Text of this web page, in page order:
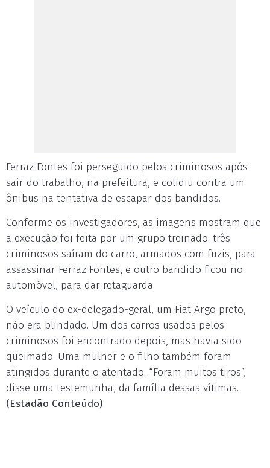
Ferraz Fontes foi perseguido pelos criminosos após
sair do trabalho, na prefeitura, e colidiu contra um
ônibus na tentativa de escapar dos bandidos.
Conforme os investigadores, as imagens mostram que
a execução foi feita por um grupo treinado: três
criminosos saíram do carro, armados com fuzis, para
assassinar Ferraz Fontes, e outro bandido ficou no
automóvel, para dar retaguarda.
O veículo do ex-delegado-geral, um Fiat Argo preto,
não era blindado. Um dos carros usados pelos
criminosos foi encontrado depois, mas havia sido
queimado. Uma mulher e o filho também foram
atingidos durante o atentado. “Foram muitos tiros”,
disse uma testemunha, da família dessas vítimas.
(Estadão Conteúdo)